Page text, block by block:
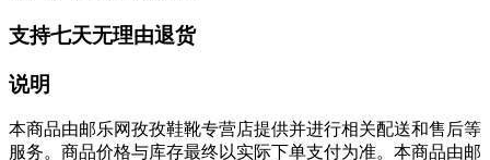
支持七天无理由退货
说明
本商品由邮乐网孜孜鞋靴专营店提供并进行相关配送和售后等
服务。商品价格与库存最终以实际下单支付为准。本商品由邮